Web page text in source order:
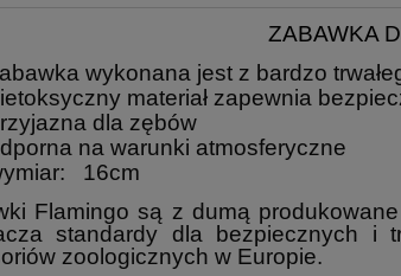
ZABAWKA
wykonana jest z bardzo
materiał zapewnia
dla zębów
na warunki
16cm
Flamingo są z dumą
standardy dla bezpiecznych i
zoologicznych w Europie.